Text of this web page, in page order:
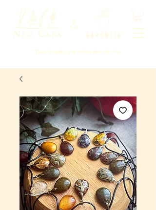
Deux facettes, une même âme créative
&